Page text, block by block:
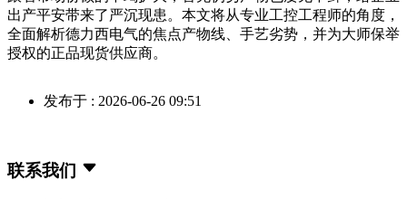
出产平安带来了严沉现患。本文将从专业工控工程师的角度，
全面解析德力西电气的焦点产物线、手艺劣势，并为大师保举
授权的正品现货供应商。
发布于 : 2026-06-26 09:51
联系我们